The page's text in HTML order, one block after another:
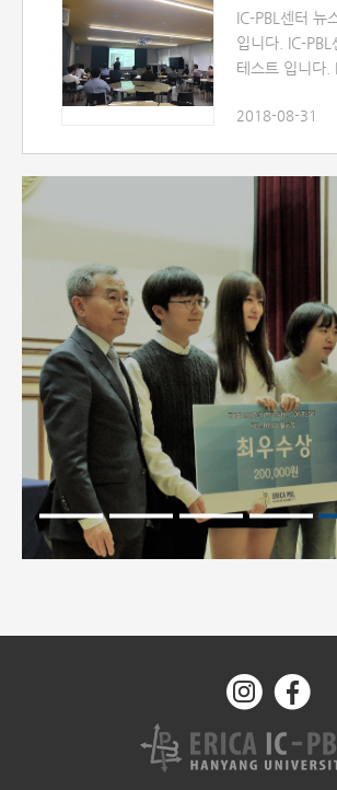
융합형 인재 양
「2018 ERICA
를 개최하였습
드립니다.
IC-PBL센터 뉴
입니다. IC-PBL
테스트 입니다.
센터 뉴스레터
터 테스트 입니
뉴스레터 테스
PBL센터 뉴스
니다. IC-PBL센
스트 입니다.
레터 테스트 입
2018-08-31